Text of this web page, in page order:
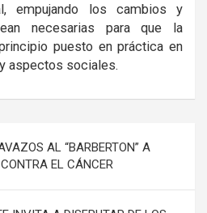
empujando los cambios y
necesarias para que la
puesto en práctica en
aspectos sociales.
AL “BARBERTON” A
EL CÁNCER